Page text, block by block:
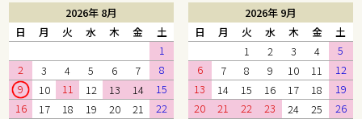
2026年 8月
日
月 火 水 木 金
土
1
2
3 4 5 6 7
8
9
10 11 12 13 14
15
16
17 18 19 20 21
22
2026年 9月
日
月 火 水 木 金
土
1
2 3 4
5
6
7 8 9 10 11
12
13
14 15 16 17 18
19
20
21 22 23 24 25
26